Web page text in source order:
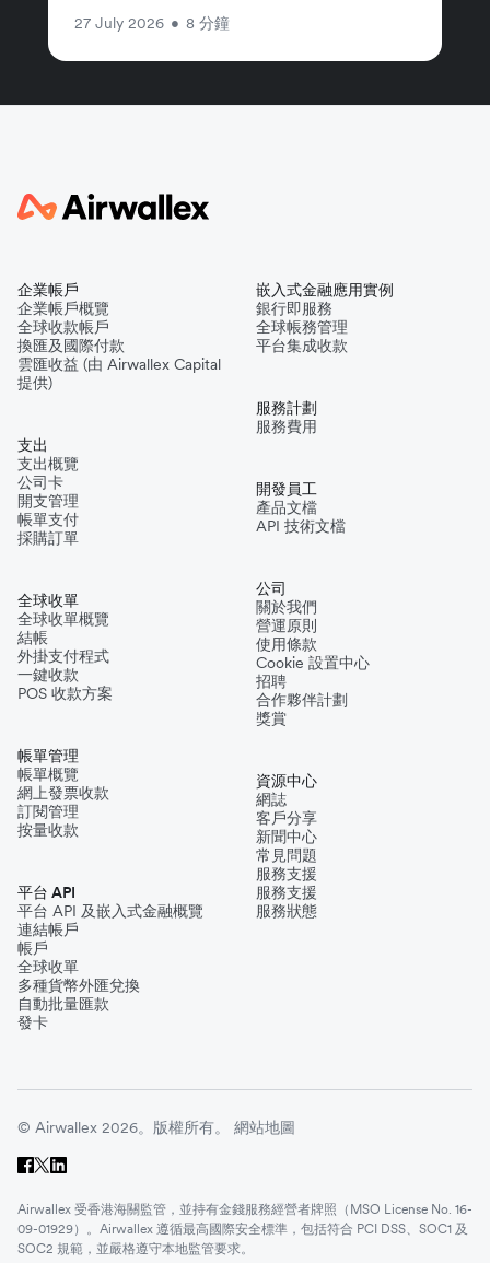
27 July 2026 • 8 分鐘
企業帳戶
企業帳戶概覽
全球收款帳戶
換匯及國際付款
雲匯收益 (由 Airwallex Capital
提供)
支出
支出概覽
公司卡
開支管理
帳單支付
採購訂單
全球收單
全球收單概覽
結帳
外掛支付程式
一鍵收款
POS 收款方案
帳單管理
帳單概覽
網上發票收款
訂閱管理
按量收款
平台 API
平台 API 及嵌入式金融概覽
連結帳戶
帳戶
全球收單
多種貨幣外匯兌換
自動批量匯款
發卡
嵌入式金融應用實例
銀行即服務
全球帳務管理
平台集成收款
服務計劃
服務費用
開發員工
產品文檔
API 技術文檔
公司
關於我們
營運原則
使用條款
Cookie 設置中心
招聘
合作夥伴計劃
獎賞
資源中心
網誌
客戶分享
新聞中心
常見問題
服務支援
服務支援
服務狀態
© Airwallex 2026。版權所有。 網站地圖
Airwallex 受香港海關監管，並持有金錢服務經營者牌照（MSO License No. 16-
09-01929）。Airwallex 遵循最高國際安全標準，包括符合 PCI DSS、SOC1 及
SOC2 規範，並嚴格遵守本地監管要求。